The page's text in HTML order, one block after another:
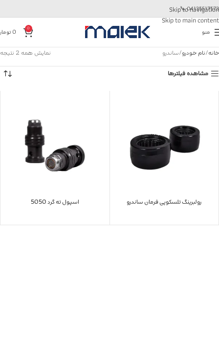
Skip to navigation
Skip to main content
04135517573
📞
منو 0
0
خانه نام خودرو ساندرو
نمایش همه 2 نتیجه
مشاهده فیلترها
رولبرینگ تلسکوپی فرمان ساندرو اسپول ته گرد 5050